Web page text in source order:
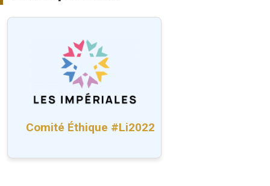
Comité Éthique #Li2022